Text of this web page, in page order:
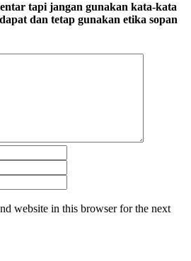
tapi jangan gunakan kata-kata
dan tetap gunakan etika sopan
website in this browser for the next